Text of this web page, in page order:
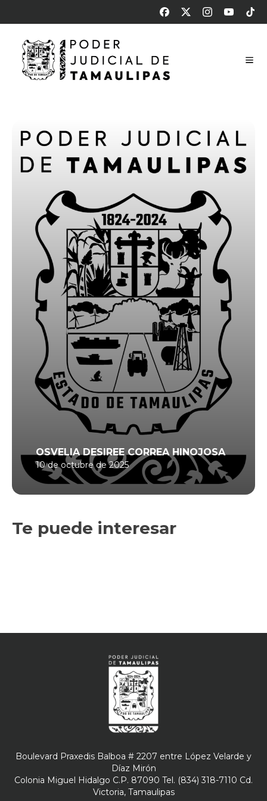
OSVELIA DESIREE CORREA HINOJOSA
10 de octubre de 2025
Te puede interesar
Boulevard Praxedis Balboa # 2207 entre López Velarde y
Díaz Mirón
Colonia Miguel Hidalgo C.P. 87090 Tel. (834) 318-7110 Cd.
Victoria, Tamaulipas